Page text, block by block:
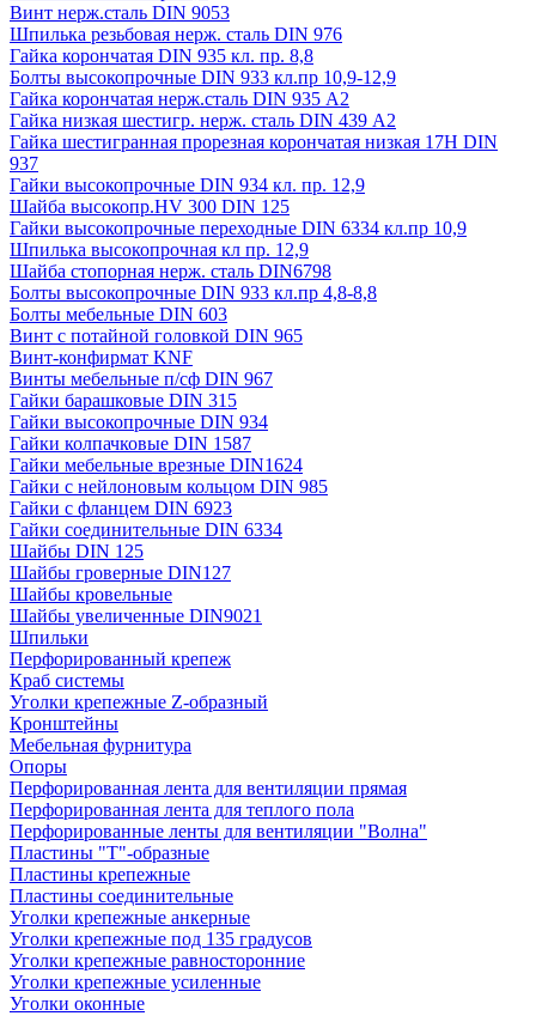
Винт нерж.сталь DIN 9053
Шпилька резьбовая нерж. сталь DIN 976
Гайка корончатая DIN 935 кл. пр. 8,8
Болты высокопрочные DIN 933 кл.пр 10,9-12,9
Гайка корончатая нерж.сталь DIN 935 А2
Гайка низкая шестигр. нерж. сталь DIN 439 А2
Гайка шестигранная прорезная корончатая низкая 17H DIN
937
Гайки высокопрочные DIN 934 кл. пр. 12,9
Шайба высокопр.HV 300 DIN 125
Гайки высокопрочные переходные DIN 6334 кл.пр 10,9
Шпилька высокопрочная кл пр. 12,9
Шайба стопорная нерж. сталь DIN6798
Болты высокопрочные DIN 933 кл.пр 4,8-8,8
Болты мебельные DIN 603
Винт с потайной головкой DIN 965
Винт-конфирмат KNF
Винты мебельные п/сф DIN 967
Гайки барашковые DIN 315
Гайки высокопрочные DIN 934
Гайки колпачковые DIN 1587
Гайки мебельные врезные DIN1624
Гайки с нейлоновым кольцом DIN 985
Гайки с фланцем DIN 6923
Гайки соединительные DIN 6334
Шайбы DIN 125
Шайбы гроверные DIN127
Шайбы кровельные
Шайбы увеличенные DIN9021
Шпильки
Перфорированный крепеж
Краб системы
Уголки крепежные Z-образный
Кронштейны
Мебельная фурнитура
Опоры
Перфорированная лента для вентиляции прямая
Перфорированная лента для теплого пола
Перфорированные ленты для вентиляции "Волна"
Пластины "Т"-образные
Пластины крепежные
Пластины соединительные
Уголки крепежные анкерные
Уголки крепежные под 135 градусов
Уголки крепежные равносторонние
Уголки крепежные усиленные
Уголки оконные